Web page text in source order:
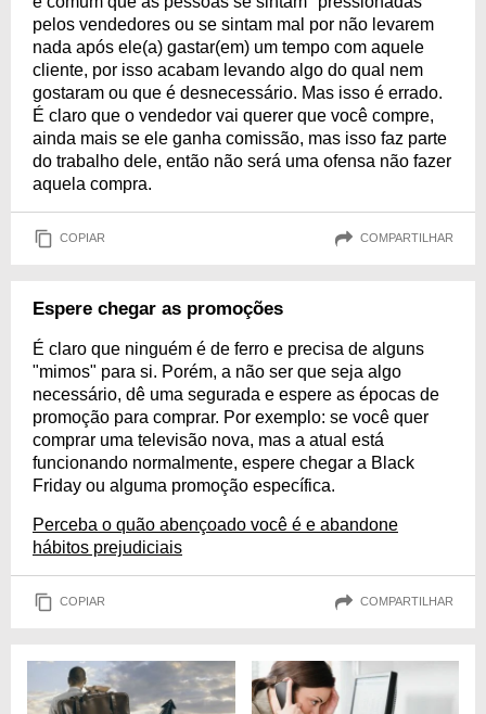
pelos vendedores ou se sintam mal por não levarem
nada após ele(a) gastar(em) um tempo com aquele
cliente, por isso acabam levando algo do qual nem
gostaram ou que é desnecessário. Mas isso é errado.
É claro que o vendedor vai querer que você compre,
ainda mais se ele ganha comissão, mas isso faz parte
do trabalho dele, então não será uma ofensa não fazer
aquela compra.
COPIAR COMPARTILHAR
Espere chegar as promoções
É claro que ninguém é de ferro e precisa de alguns
"mimos" para si. Porém, a não ser que seja algo
necessário, dê uma segurada e espere as épocas de
promoção para comprar. Por exemplo: se você quer
comprar uma televisão nova, mas a atual está
funcionando normalmente, espere chegar a Black
Friday ou alguma promoção específica.
Perceba o quão abençoado você é e abandone
hábitos prejudiciais
COPIAR COMPARTILHAR